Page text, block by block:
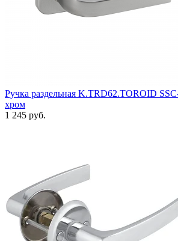
Ручка раздельная K.TRD62.TOROID
хром
1 245 руб.